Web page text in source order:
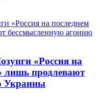
«Россия на
лишь продлевают
Украины